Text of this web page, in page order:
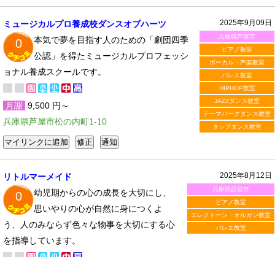
2025年9月09日
兵庫県芦屋市
ピアノ教室
ボーカル・声楽教室
バレエ教室
HIPHOP教室
JAZZダンス教室
テーマパークダンス教室
タップダンス教室
ミュージカルプロ養成校ダンスオブハーツ
0
本気で夢を目指す人のための「劇団四季
公認」を得たミュージカルプロフェッシ
ョナル養成スクールです。
月謝 9,500 円～
兵庫県芦屋市松の内町1-10
2025年8月12日
兵庫県西宮市
ピアノ教室
エレクトーン・オルガン教室
バレエ教室
リトルマーメイド
0
幼児期からの心の成長を大切にし、
思いやりの心が自然に身につくよ
う、人のみならず色々な物事を大切にする心
を指導しています。